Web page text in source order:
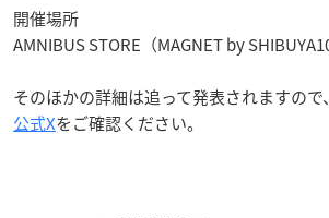
開催場所
AMNIBUS STORE（MAGNET by
そのほかの詳細は追って発表されますので
公式Xをご確認ください。